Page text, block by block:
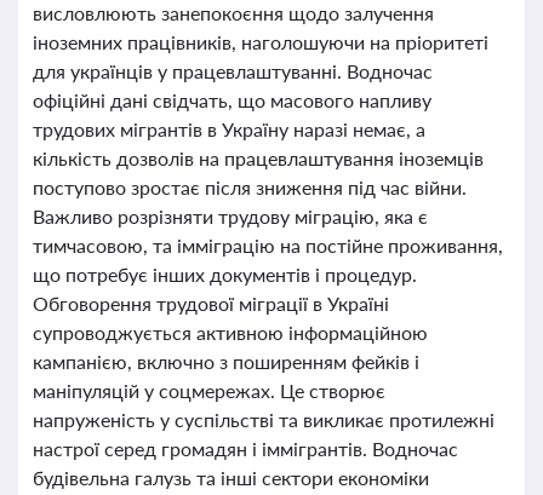
висловлюють занепокоєння щодо залучення
іноземних працівників, наголошуючи на пріоритеті
для українців у працевлаштуванні. Водночас
офіційні дані свідчать, що масового напливу
трудових мігрантів в Україну наразі немає, а
кількість дозволів на працевлаштування іноземців
поступово зростає після зниження під час війни.
Важливо розрізняти трудову міграцію, яка є
тимчасовою, та імміграцію на постійне проживання,
що потребує інших документів і процедур.
Обговорення трудової міграції в Україні
супроводжується активною інформаційною
кампанією, включно з поширенням фейків і
маніпуляцій у соцмережах. Це створює
напруженість у суспільстві та викликає протилежні
настрої серед громадян і іммігрантів. Водночас
будівельна галузь та інші сектори економіки